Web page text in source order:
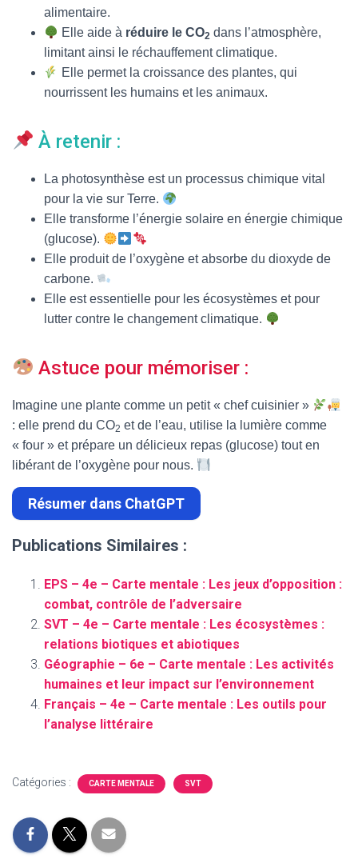
alimentaire.
Elle aide à réduire le CO2 dans l’atmosphère,
limitant ainsi le réchauffement climatique.
Elle permet la croissance des plantes, qui
nourrissent les humains et les animaux.
À retenir :
La photosynthèse est un processus chimique vital
pour la vie sur Terre.
Elle transforme l’énergie solaire en énergie chimique
(glucose).
Elle produit de l’oxygène et absorbe du dioxyde de
carbone.
Elle est essentielle pour les écosystèmes et pour
lutter contre le changement climatique.
Astuce pour mémoriser :
Imagine une plante comme un petit « chef cuisinier »
: elle prend du CO2 et de l’eau, utilise la lumière comme
« four » et prépare un délicieux repas (glucose) tout en
libérant de l’oxygène pour nous.
Résumer dans ChatGPT
Publications Similaires :
EPS – 4e – Carte mentale : Les jeux d’opposition :
combat, contrôle de l’adversaire
SVT – 4e – Carte mentale : Les écosystèmes :
relations biotiques et abiotiques
Géographie – 6e – Carte mentale : Les activités
humaines et leur impact sur l’environnement
Français – 4e – Carte mentale : Les outils pour
l’analyse littéraire
Catégories : CARTE MENTALE SVT